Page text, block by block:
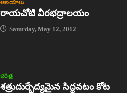
ఆలయాలు
రాయచోటి వీరభద్రాలయం
Saturday, May 12, 2012
చరిత్ర
శత్రుదుర్భేద్యమైన సిద్ధవటం కోట